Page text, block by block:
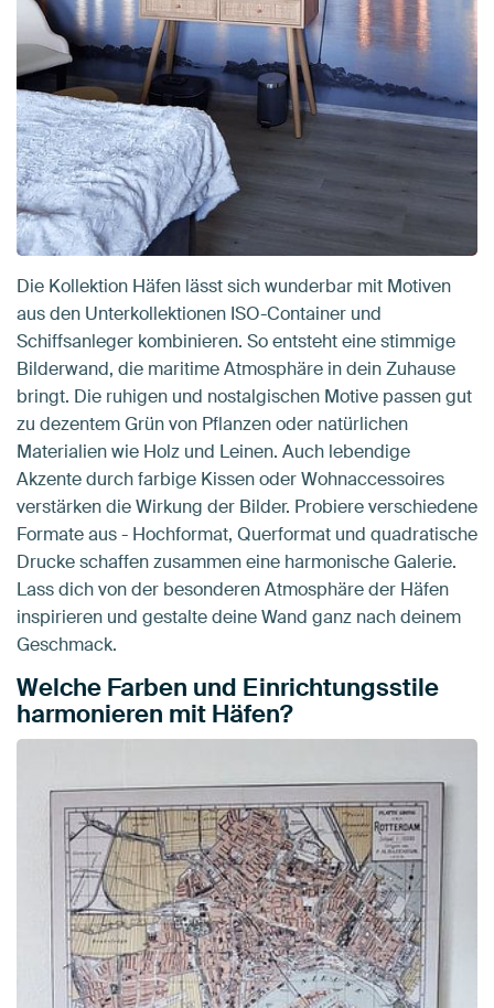
Die Kollektion Häfen lässt sich wunderbar mit Motiven
aus den Unterkollektionen ISO-Container und
Schiffsanleger kombinieren. So entsteht eine stimmige
Bilderwand, die maritime Atmosphäre in dein Zuhause
bringt. Die ruhigen und nostalgischen Motive passen gut
zu dezentem Grün von Pflanzen oder natürlichen
Materialien wie Holz und Leinen. Auch lebendige
Akzente durch farbige Kissen oder Wohnaccessoires
verstärken die Wirkung der Bilder. Probiere verschiedene
Formate aus - Hochformat, Querformat und quadratische
Drucke schaffen zusammen eine harmonische Galerie.
Lass dich von der besonderen Atmosphäre der Häfen
inspirieren und gestalte deine Wand ganz nach deinem
Geschmack.
Welche Farben und Einrichtungsstile
harmonieren mit Häfen?